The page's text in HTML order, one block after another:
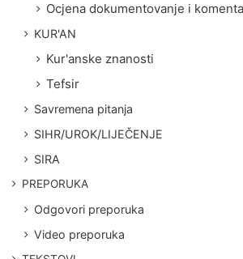
Ocjena dokumentovanje i
KUR'AN
Kur'anske znanosti
Tefsir
Savremena pitanja
SIHR/UROK/LIJEČENJE
SIRA
PREPORUKA
Odgovori preporuka
Video preporuka